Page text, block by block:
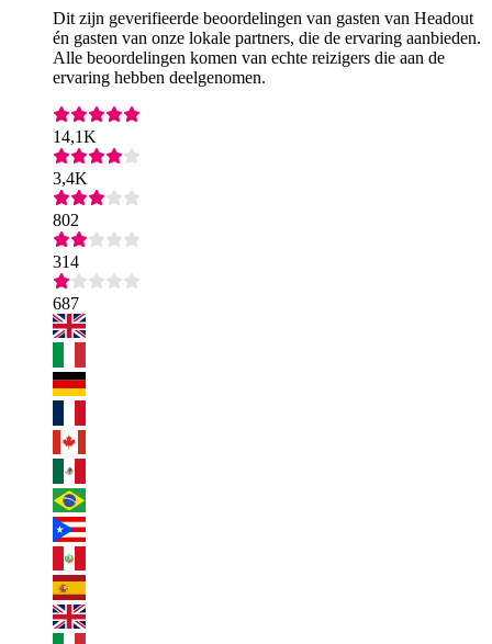
Dit zijn geverifieerde beoordelingen van gasten van Headout
én gasten van onze lokale partners, die de ervaring aanbieden.
Alle beoordelingen komen van echte reizigers die aan de
ervaring hebben deelgenomen.
14,1K
3,4K
802
314
687